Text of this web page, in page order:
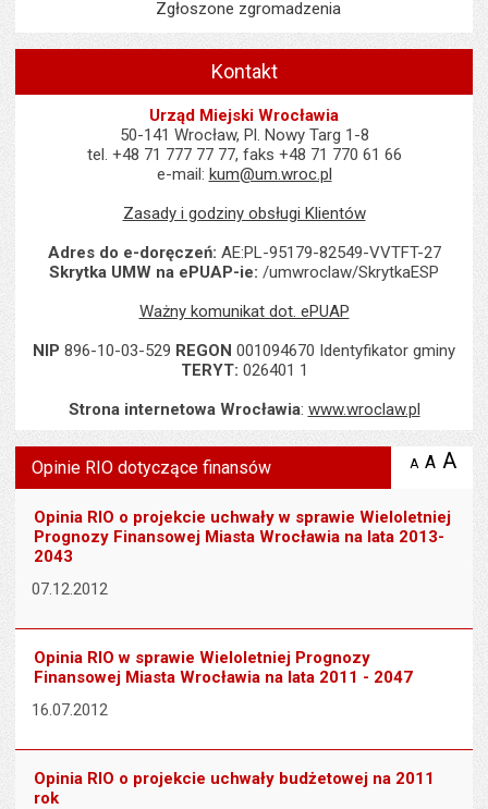
Zgłoszone zgromadzenia
Kontakt
Urząd Miejski Wrocławia
50-141 Wrocław, Pl. Nowy Targ 1-8
tel. +48 71 777 77 77, faks +48 71 770 61 66
e-mail: kum@um.wroc.pl
Zasady i godziny obsługi Klientów
Adres do e-doręczeń: AE:PL-95179-82549-VVTFT-27
Skrytka UMW na ePUAP-ie: /umwroclaw/SkrytkaESP
Ważny komunikat dot. ePUAP
NIP 896-10-03-529 REGON 001094670 Identyfikator gminy
TERYT: 026401 1
Strona internetowa Wrocławia: www.wroclaw.pl
Wyświetlono artykuł "Opinie RIO dotyczące finansów".
Opinie RIO dotyczące finansów A zmniejsz
A A
Opinia RIO o projekcie uchwały w sprawie Wieloletniej
Prognozy Finansowej Miasta Wrocławia na lata 2013-
2043
07.12.2012
Opinia RIO w sprawie Wieloletniej Prognozy
Finansowej Miasta Wrocławia na lata 2011 - 2047
16.07.2012
Opinia RIO o projekcie uchwały budżetowej na 2011
rok